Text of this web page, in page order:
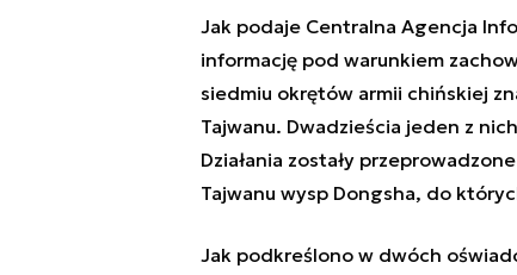
Jak podaje Centralna Agencja
informację pod warunkiem
siedmiu okrętów armii chińskiej
Tajwanu. Dwadzieścia jeden z
Działania zostały
Tajwanu wysp Dongsha, do
Jak podkreślono w dwóch